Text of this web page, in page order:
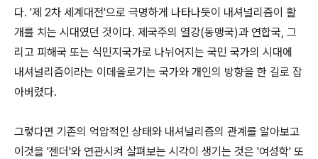
다. '제 2차 세계대전'으로 극명하게 나타나듯이 내셔널리즘이 활
개를 치는 시대였던 것이다. 제국주의 열강(동맹국)과 연합국, 그
리고 피해국 또는 식민지국가로 나뉘어지는 국민 국가의 시대에
내셔널리즘이라는 이데올로기는 국가와 개인의 방향을 한 길로 잡
아버렸다.
그렇다면 기존의 억압적인 상태와 내셔널리즘의 관계를 알아보고
이것을 '젠더'와 연관시켜 살펴보는 시각이 생기는 것은 '여성학' 또